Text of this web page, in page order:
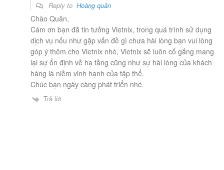
Reply toHoàng quân
Chào Quân,
Cám ơn bạn đã tin tưởng Vietnix, trong quá trình sử dụng
dịch vụ nếu như gặp vấn đề gì chưa hài lòng bạn vui lòng
góp ý thêm cho Vietnix nhé, Vietnix sẽ luôn cố gắng mang
lại sự ổn định về hạ tầng cũng như sự hài lòng của khách
hàng là niềm vinh hạnh của tập thể.
Chúc bạn ngày càng phát triển nhé.
Trả lời